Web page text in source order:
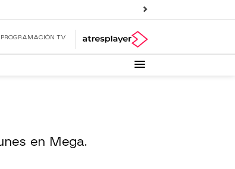
PROGRAMACIÓN TV
en Mega.